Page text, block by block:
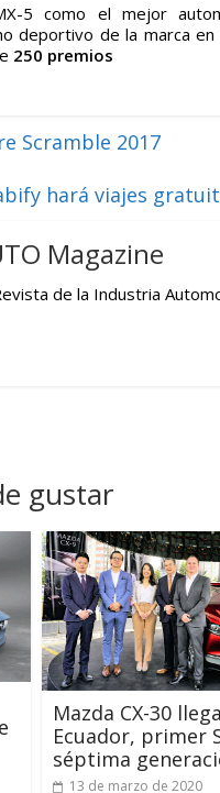
5 como el mejor
deportivo de la marca
250 premios
Scramble 2017
hará viajes
Magazine
de la Industria
gustar
Mazda CX-30
Ecuador, primer
séptima
13 de marzo de 2020